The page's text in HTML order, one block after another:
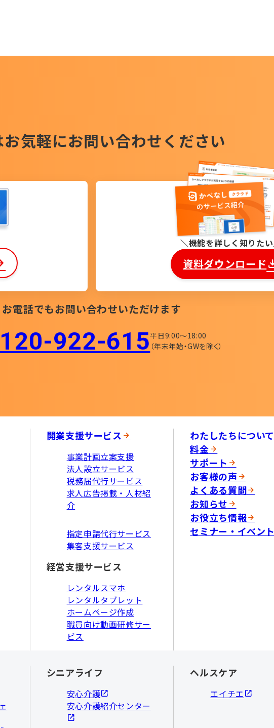
お気軽にお問い合わせください
機能を詳しく知りたい
資料ダウンロード
お電話でもお問い合わせいただけます
922-615​平日9:00〜18:00
（年末年始・GWを除く）
開業支援サービス
事業計画立案支援
法人設立サービス
税務届代行サービス
求人広告掲載・人材紹
介
指定申請代行サービス
集客支援サービス
経営支援サービス
レンタルスマホ
レンタルタブレット
ホームページ作成
職員向け動画研修サー
ビス
わたしたちについて
料金
サポート
お客様の声
よくある質問
お知らせ
お役立ち情報
セミナー・イベント
シニアライフ
安心介護
安心介護紹介センター
ヘルスケア
エイチエ